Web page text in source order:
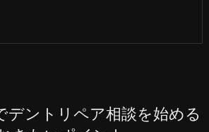
デントリペア相談を始める